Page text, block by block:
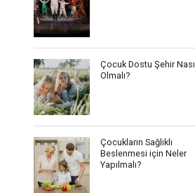
Çocuk Dostu Şehir Nasıl
Olmalı?
Çocukların Sağlıklı
Beslenmesi için Neler
Yapılmalı?